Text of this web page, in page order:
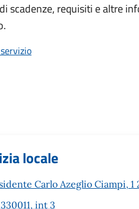
scadenze, requisiti e altre
locale
Carlo Azeglio Ciampi, 1
int 3